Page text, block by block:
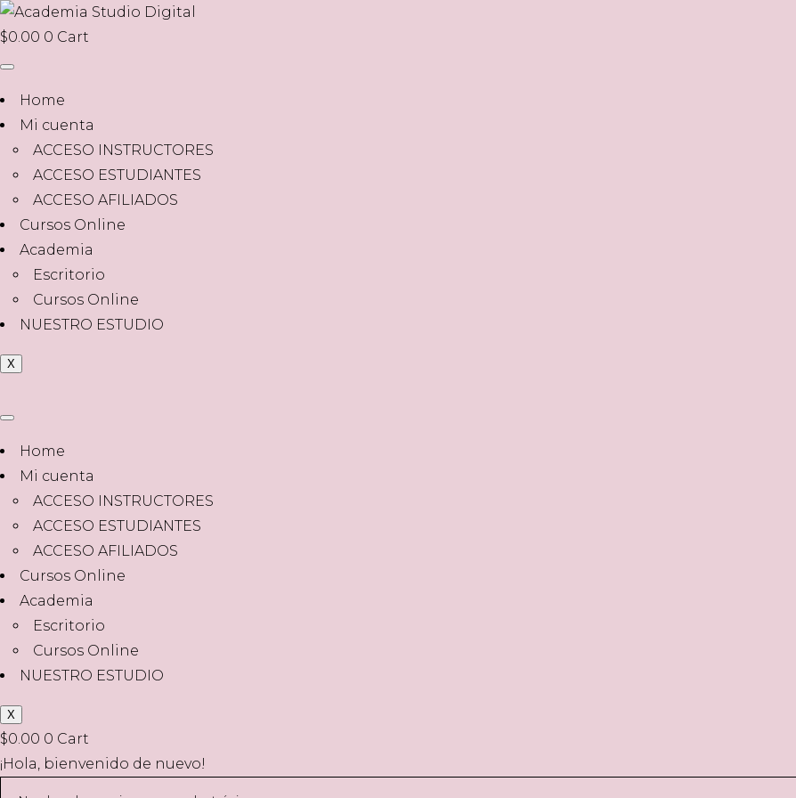
$0.00 0 Cart
Home
Mi cuenta
ACCESO INSTRUCTORES
ACCESO ESTUDIANTES
ACCESO AFILIADOS
Cursos Online
Academia
Escritorio
Cursos Online
NUESTRO ESTUDIO
X
Home
Mi cuenta
ACCESO INSTRUCTORES
ACCESO ESTUDIANTES
ACCESO AFILIADOS
Cursos Online
Academia
Escritorio
Cursos Online
NUESTRO ESTUDIO
X
$0.00 0 Cart
¡Hola, bienvenido de nuevo!